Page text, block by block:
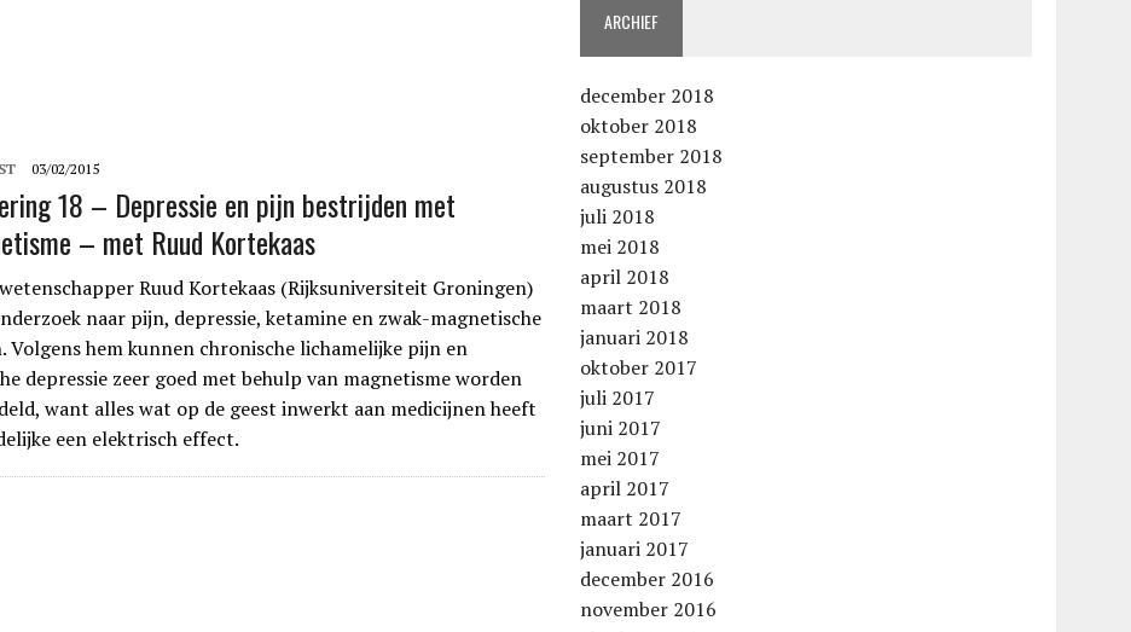
DERKS
03/02/2015
18 – Depressie en pijn bestrijden met
– met Ruud Kortekaas
Ruud Kortekaas (Rijksuniversiteit Groningen)
naar pijn, depressie, ketamine en zwak-magnetische
Volgens hem kunnen chronische lichamelijke pijn en
depressie zeer goed met behulp van magnetisme worden
want alles wat op de geest inwerkt aan medicijnen heeft
een elektrisch effect.
ARCHIEF
december 2018
oktober 2018
september 2018
augustus 2018
juli 2018
mei 2018
april 2018
maart 2018
januari 2018
oktober 2017
juli 2017
juni 2017
mei 2017
april 2017
maart 2017
januari 2017
december 2016
november 2016